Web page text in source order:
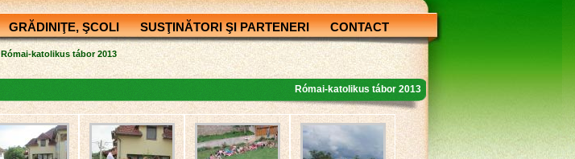
GRĂDINIŢE, ŞCOLI SUSŢINĂTORI ŞI PARTENERI CONTACT
Római-katolikus tábor 2013
Római-katolikus tábor 2013